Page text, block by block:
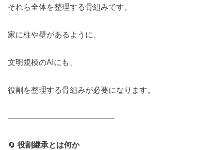
それら全体を整理する骨組みです。
家に柱や壁があるように、
文明規模のAIにも、
役割を整理する骨組みが必要になります。
────────────────────
🔄 役割継承とは何か